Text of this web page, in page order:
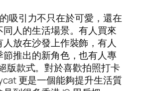
吸引力不只在於可愛，還在
人的生活場景。有人買來
放在沙發上作裝飾，有人
推出的新角色，也有人專
版款式。對於喜歡拍照打卡
更是一個能夠提升生活質